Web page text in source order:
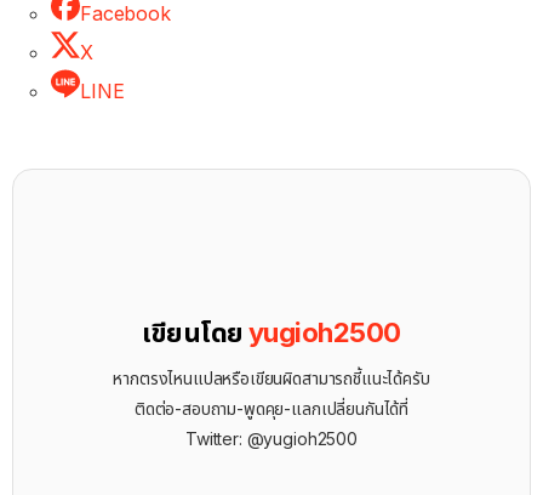
Facebook
X
LINE
เขียนโดยyugioh2500
หากตรงไหนแปลหรือเขียนผิดสามารถชี้แนะได้ครับ
ติดต่อ-สอบถาม-พูดคุย-แลกเปลี่ยนกันได้ที่
Twitter: @yugioh2500